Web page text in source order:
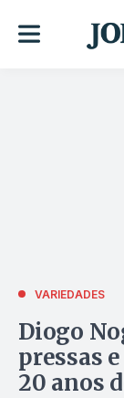
VARIEDADES
Diogo
pressas
20 anos